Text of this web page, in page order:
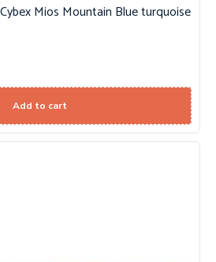
Mios Mountain Blue turquoise
Add to cart